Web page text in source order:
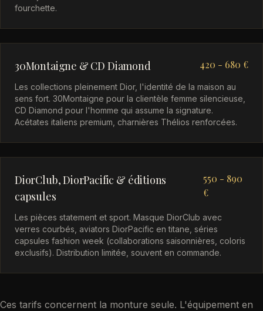
fourchette.
30Montaigne & CD Diamond 420 - 680 €
Les collections pleinement Dior, l'identité de la maison au
sens fort. 30Montaigne pour la clientèle femme silencieuse,
CD Diamond pour l'homme qui assume la signature.
Acétates italiens premium, charnières Thélios renforcées.
DiorClub, DiorPacific & éditions
capsules
550 - 890
€
Les pièces statement et sport. Masque DiorClub avec
verres courbés, aviators DiorPacific en titane, séries
capsules fashion week (collaborations saisonnières, coloris
exclusifs). Distribution limitée, souvent en commande.
Ces tarifs concernent la monture seule. L'équipement en